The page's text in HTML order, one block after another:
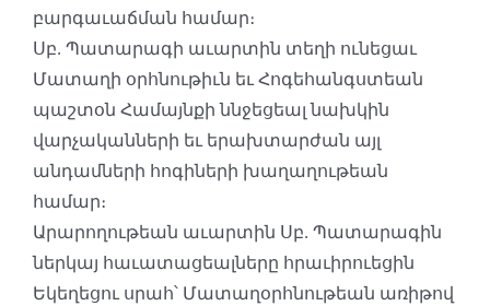
բարգաւաճման համար։
Սբ. Պատարագի աւարտին տեղի ունեցաւ
Մատաղի օրհնութիւն եւ Հոգեհանգստեան
պաշտօն Համայնքի ննջեցեալ նախկին
վարչականների եւ երախտարժան այլ
անդամների հոգիների խաղաղութեան
համար։
Արարողութեան աւարտին Սբ. Պատարագին
ներկայ հաւատացեալները հրաւիրուեցին
Եկեղեցու սրահ՝ Մատաղօրհնութեան առիթով